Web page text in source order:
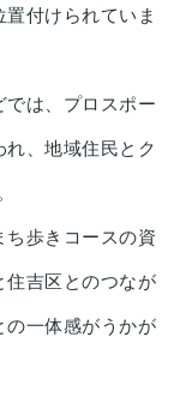
付けられていま
は、プロスポー
、地域住民とク
歩きコースの資
吉区とのつなが
の一体感がうかが